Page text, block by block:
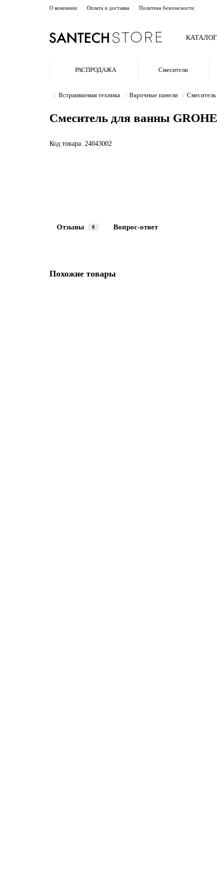
О компании Оплата и доставка Политика безопасности
КАТАЛОГ
РАСПРОДАЖА Смесители
Встраиваемая техника Варочные панели
Смеситель для ванны
Код товара: 24043002
Отзывы 0 Вопрос-ответ
Похожие товары